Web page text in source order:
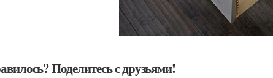
Поделитесь с друзьями!